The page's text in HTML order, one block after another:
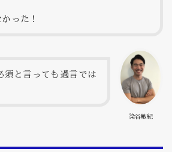
った！
染谷敏紀
須と言っても過言では